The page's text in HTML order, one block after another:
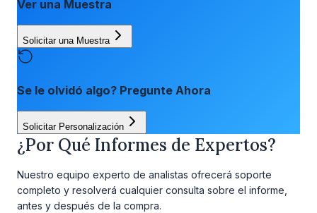
Ver una Muestra
Solicitar una Muestra
Se le olvidó algo? Pregunte Ahora
Solicitar Personalización
¿Por Qué Informes de Expertos?
Nuestro equipo experto de analistas ofrecerá soporte
completo y resolverá cualquier consulta sobre el informe,
antes y después de la compra.